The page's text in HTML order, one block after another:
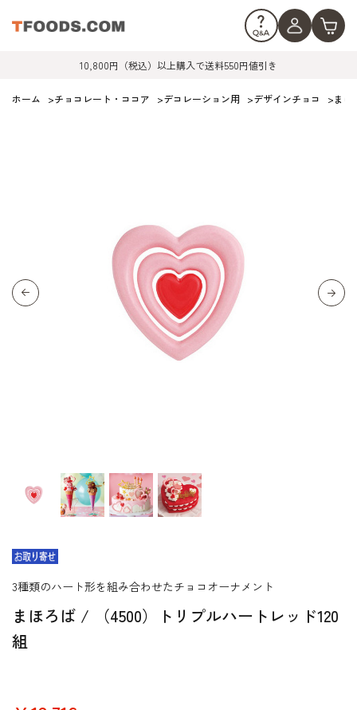
10,800円（税込）以上購入で送料550円値引き
ホーム >チョコレート・ココア >デコレーション用 >デザインチョコ >まほ
まほろば / （4500）トリプルハートレッド120
組
3種類のハート形を組み合わせたチョコオーナメント